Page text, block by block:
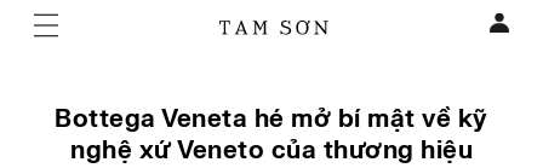
Bottega Veneta hé mở bí mật về kỹ
nghệ xứ Veneto của thương hiệu